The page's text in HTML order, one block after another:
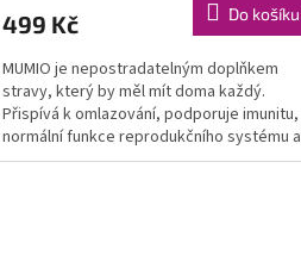
499 Kč Do košíku
MUMIO je nepostradatelným doplňkem
stravy, který by měl mít doma každý.
Přispívá k omlazování, podporuje imunitu,
normální funkce reprodukčního systému a
močové soustavy....